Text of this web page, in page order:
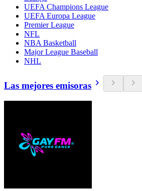
UEFA Champions League
UEFA Europa League
Premier League
NFL
NBA Basketball
Major League Baseball
NHL
Las mejores emisoras